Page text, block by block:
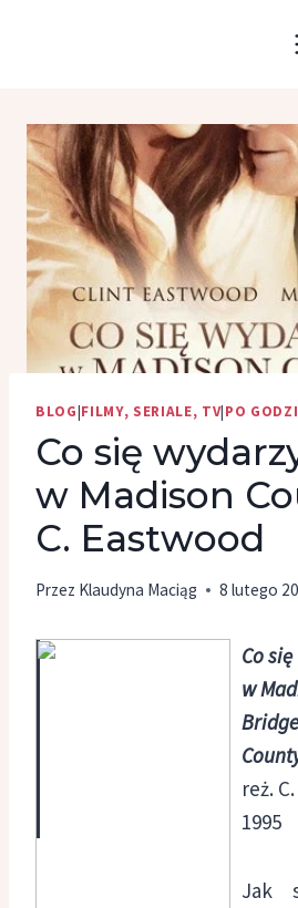
BLOG|FILMY, SERIALE, TV|PO
Co się
w Madison
C. Eastwood
Przez Klaudyna Maciąg 8 lutego
Co
w
reż.
1995
Jak